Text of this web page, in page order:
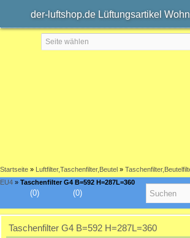
der-luftshop.de Lüftungsartikel
Startseite » Luftfilter,Taschenfilter,Beutel »
EU4 » Taschenfilter G4 B=592 H=287L=360
(0)
(0)
Taschenfilter G4 B=592 H=287L=360